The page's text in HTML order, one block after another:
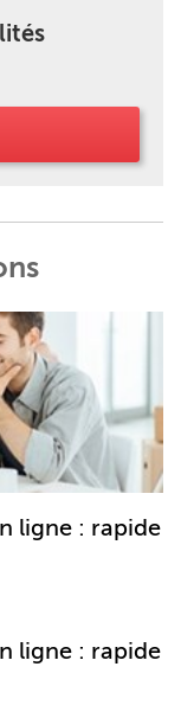
ligne : rapide
ligne : rapide